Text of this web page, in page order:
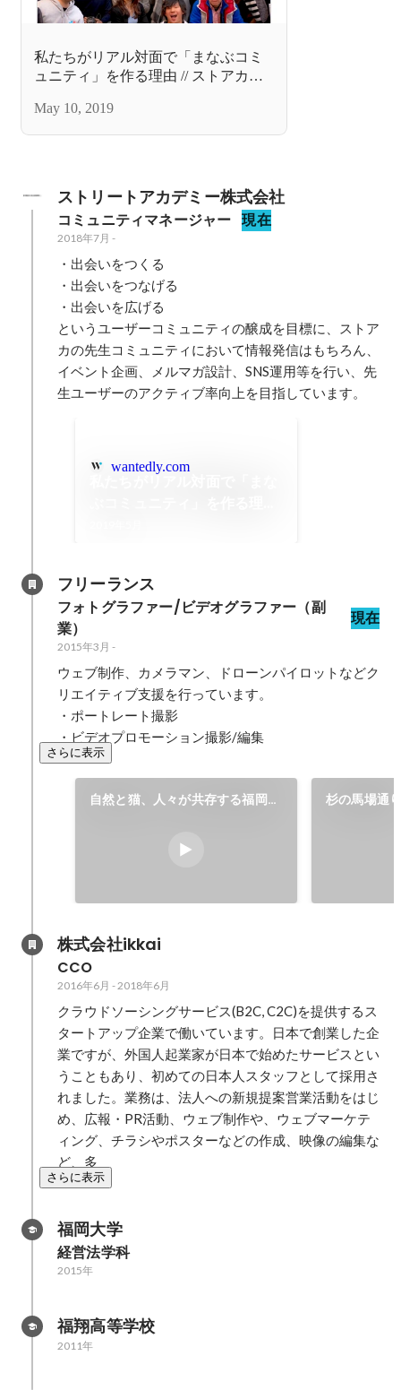
私たちがリアル対面で「まなぶコミ
ュニティ」を作る理由 // ストアカ
れから
May 10, 2019
ストリートアカデミー株式会社
コミュニティマネージャー 現在
2018年7月 -
・出会いをつくる
・出会いをつなげる
・出会いを広げる
というユーザーコミュニティの醸成を目標に、ストア
カの先生コミュニティにおいて情報発信はもちろん、
イベント企画、メルマガ設計、SNS運用等を行い、先
生ユーザーのアクティブ率向上を目指しています。
wantedly.com
フリーランス
フォトグラファー/ビデオグラファー（副
業）
現在
2015年3月 -
ウェブ制作、カメラマン、ドローンパイロットなどク
リエイティブ支援を行っています。
・ポートレート撮影
・ビデオプロモーション撮影/編集
さらに表示
自然と猫、人々が共存する福岡の
杉の馬場通
株式会社ikkai
CCO
2016年6月 - 2018年6月
クラウドソーシングサービス(B2C, C2C)を提供するス
タートアップ企業で働いています。日本で創業した企
業ですが、外国人起業家が日本で始めたサービスとい
うこともあり、初めての日本人スタッフとして採用さ
れました。業務は、法人への新規提案営業活動をはじ
め、広報・PR活動、ウェブ制作や、ウェブマーケテ
ィング、チラシやポスターなどの作成、映像の編集な
ど、多
さらに表示
福岡大学
経営法学科
2015年
福翔高等学校
2011年